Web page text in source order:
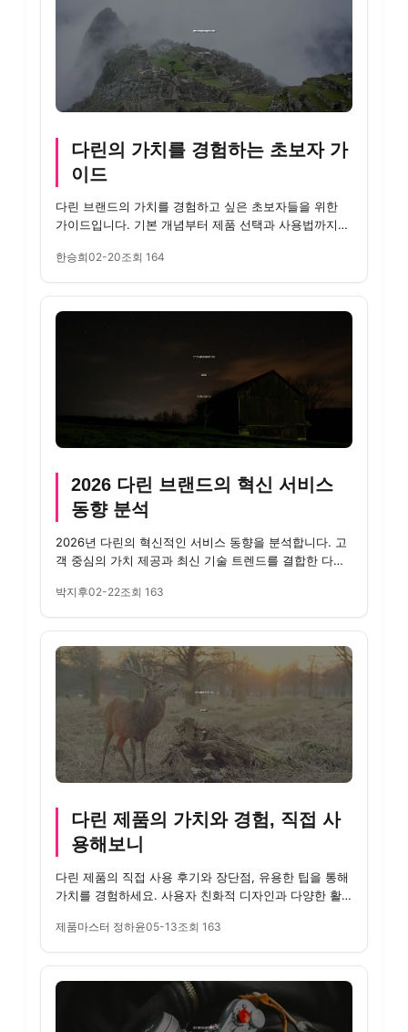
다린의 가치를 경험하는 초보자 가
이드
다린 브랜드의 가치를 경험하고 싶은 초보자들을 위한
가이드입니다. 기본 개념부터 제품 선택과 사용법까지
한승희02-20조회 164
2026 다린 브랜드의 혁신 서비스
동향 분석
2026년 다린의 혁신적인 서비스 동향을 분석합니다. 고
객 중심의 가치 제공과 최신 기술 트렌드를 결합한 다린
박지후02-22조회 163
다린 제품의 가치와 경험, 직접 사
용해보니
다린 제품의 직접 사용 후기와 장단점, 유용한 팁을 통해
가치를 경험하세요. 사용자 친화적 디자인과 다양한 활
제품마스터 정하윤05-13조회 163